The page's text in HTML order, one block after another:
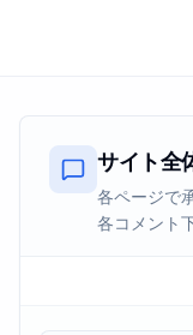
サイト全
各ページで
各コメント